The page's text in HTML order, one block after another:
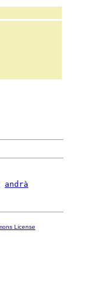
andrà
License